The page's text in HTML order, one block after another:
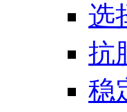
选
抗
稳